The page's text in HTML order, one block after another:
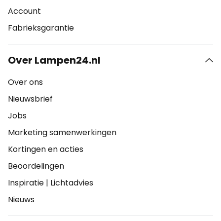
Account
Fabrieksgarantie
Over Lampen24.nl
Over ons
Nieuwsbrief
Jobs
Marketing samenwerkingen
Kortingen en acties
Beoordelingen
Inspiratie | Lichtadvies
Nieuws